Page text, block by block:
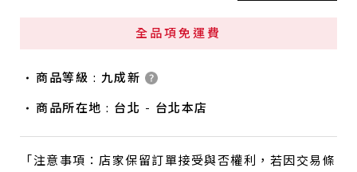
全品項免運費
商品等級 : 九成新
商品所在地 : 台北 - 台北本店
「注意事項：店家保留訂單接受與否權利，若因交易條